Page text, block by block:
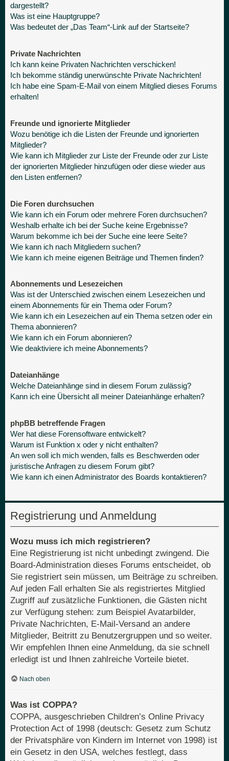
dargestellt?
Was ist eine Hauptgruppe?
Was bedeutet der „Das Team“-Link auf der Startseite?
Private Nachrichten
Ich kann keine Privaten Nachrichten verschicken!
Ich bekomme ständig unerwünschte Private Nachrichten!
Ich habe eine Spam-E-Mail von einem Mitglied dieses Forums
erhalten!
Freunde und ignorierte Mitglieder
Wozu benötige ich die Listen der Freunde und ignorierten
Mitglieder?
Wie kann ich Mitglieder zur Liste der Freunde oder zur Liste
der ignorierten Mitglieder hinzufügen oder diese wieder aus
den Listen entfernen?
Die Foren durchsuchen
Wie kann ich ein Forum oder mehrere Foren durchsuchen?
Weshalb erhalte ich bei der Suche keine Ergebnisse?
Warum bekomme ich bei der Suche eine leere Seite?
Wie kann ich nach Mitgliedern suchen?
Wie kann ich meine eigenen Beiträge und Themen finden?
Abonnements und Lesezeichen
Was ist der Unterschied zwischen einem Lesezeichen und
einem Abonnements für ein Thema oder Forum?
Wie kann ich ein Lesezeichen auf ein Thema setzen oder ein
Thema abonnieren?
Wie kann ich ein Forum abonnieren?
Wie deaktiviere ich meine Abonnements?
Dateianhänge
Welche Dateianhänge sind in diesem Forum zulässig?
Kann ich eine Übersicht all meiner Dateianhänge erhalten?
phpBB betreffende Fragen
Wer hat diese Forensoftware entwickelt?
Warum ist Funktion x oder y nicht enthalten?
An wen soll ich mich wenden, falls es Beschwerden oder
juristische Anfragen zu diesem Forum gibt?
Wie kann ich einen Administrator des Boards kontaktieren?
Registrierung und Anmeldung
Wozu muss ich mich registrieren?
Eine Registrierung ist nicht unbedingt zwingend. Die
Board-Administration dieses Forums entscheidet, ob
Sie registriert sein müssen, um Beiträge zu schreiben.
Auf jeden Fall erhalten Sie als registriertes Mitglied
Zugriff auf zusätzliche Funktionen, die Gästen nicht
zur Verfügung stehen: zum Beispiel Avatarbilder,
Private Nachrichten, E-Mail-Versand an andere
Mitglieder, Beitritt zu Benutzergruppen und so weiter.
Wir empfehlen Ihnen eine Anmeldung, da sie schnell
erledigt ist und Ihnen zahlreiche Vorteile bietet.
Nach oben
Was ist COPPA?
COPPA, ausgeschrieben Children’s Online Privacy
Protection Act of 1998 (deutsch: Gesetz zum Schutz
der Privatsphäre von Kindern im Internet von 1998) ist
ein Gesetz in den USA, welches festlegt, dass